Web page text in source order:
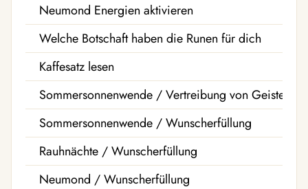
Neumond Energien aktivieren
Welche Botschaft haben die Runen für dich
Kaffesatz lesen
Sommersonnenwende / Vertreibung von Geistern
Sommersonnenwende / Wunscherfüllung
Rauhnächte / Wunscherfüllung
Neumond / Wunscherfüllung